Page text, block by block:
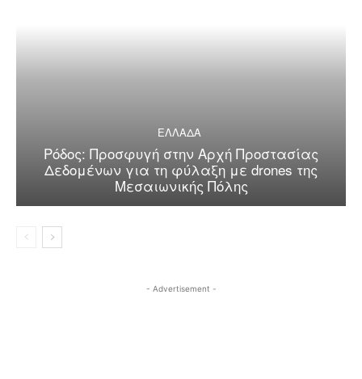
ΕΛΛΑΔΑ
Ρόδος: Προσφυγή στην Αρχή Προστασίας
Δεδομένων για τη φύλαξη με drones της
Μεσαιωνικής Πόλης
- Advertisement -